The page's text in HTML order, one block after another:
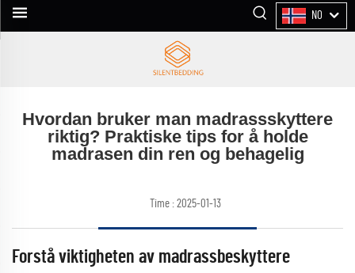
NO
Hvordan bruker man madrassskyttere
riktig? Praktiske tips for å holde
madrasen din ren og behagelig
Time : 2025-01-13
Forstå viktigheten av madrassbeskyttere